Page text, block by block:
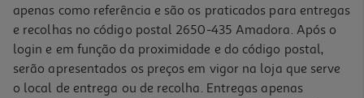
apenas como referência e são os praticados para entregas
e recolhas no código postal 2650-435 Amadora. Após o
login e em função da proximidade e do código postal,
serão apresentados os preços em vigor na loja que serve
o local de entrega ou de recolha. Entregas apenas